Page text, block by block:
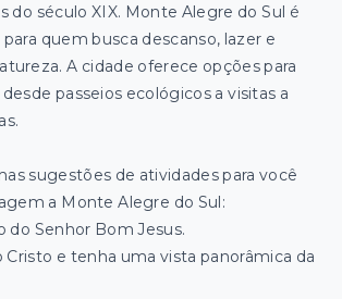
do século XIX. Monte Alegre do Sul é
quem busca descanso, lazer e
A cidade oferece opções para
passeios ecológicos a visitas a
sugestões de atividades para você
a Monte Alegre do Sul:
do Senhor Bom Jesus.
Cristo e tenha uma vista panorâmica da